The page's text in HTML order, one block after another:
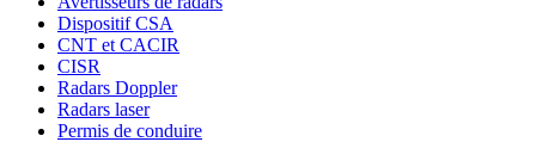
Dispositif CSA
CNT et CACIR
CISR
Radars Doppler
Radars laser
Permis de conduire